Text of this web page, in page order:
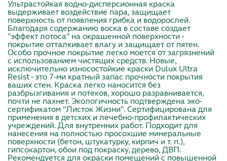
Ультрастойкая водно-дисперсионная краска
выдерживает воздействие пара, защищает
поверхность от появления грибка и водорослей.
Благодаря содержанию воска в составе создает
"эффект лотоса" на окрашенной поверхности -
покрытие отталкивает влагу и защищает от пятен.
Особо прочное покрытие легко моется от загрязнений
с использованием чистящих средств. Новые,
исключительно износостойкие краски Dulux Ultra
Resist - это 7-ми кратный запас прочности покрытия
ваших стен. Краска легко наносится без
разбрызгивания и потеков, хорошо разравнивается,
почти не пахнет. Экологичность подтверждена эко-
сертификатом "Листок Жизни". Сертифицирована для
применения в детских и лечебно-профилактических
учреждений. Для внутренних работ. Подходит для
нанесения на полностью просохшие минеральные
поверхности (бетон, штукатурку, кирпич и т. п.),
гипсокартон, обои под покраску, дерево, ДВП.
Рекомендуется для окраски помещений с повышенной